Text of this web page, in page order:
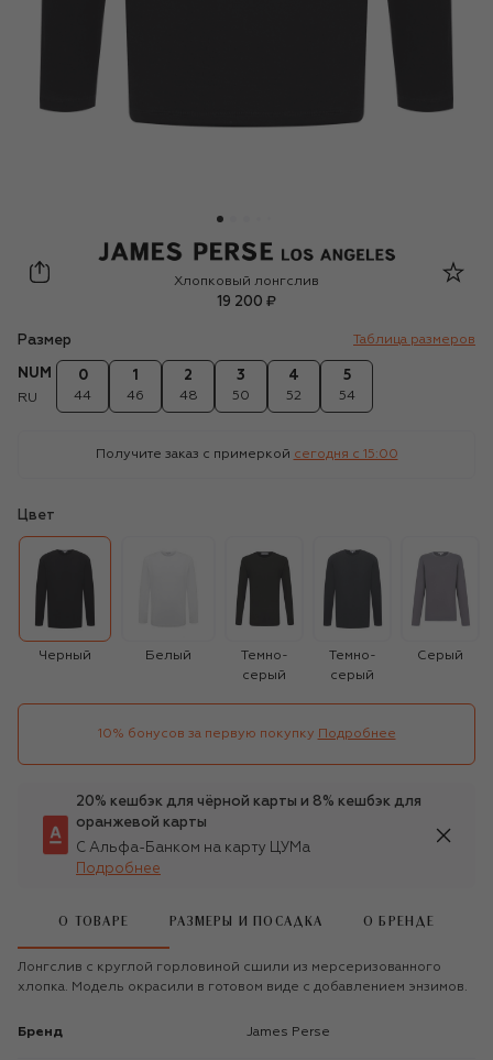
James Perse
Хлопковый лонгслив
19 200 ₽
Размер Таблица размеров
NUM
RU
0
44
1
46
2
48
3
50
4
52
5
54
Получите заказ с примеркой сегодня c 15:00
Цвет
Черный Белый
Темно-
серый
Темно-
серый
Серый
10% бонусов за первую покупку Подробнее
20% кешбэк для чёрной карты и 8% кешбэк для
оранжевой карты
С Альфа-Банком на карту ЦУМа
Подробнее
О ТОВАРЕ РАЗМЕРЫ И ПОСАДКА О БРЕНДЕ
Лонгслив с круглой горловиной сшили из мерсеризованного
хлопка. Модель окрасили в готовом виде с добавлением энзимов.
Бренд James Perse